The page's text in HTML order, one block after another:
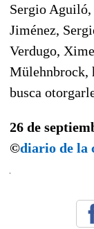
Sergio Aguiló,
Jiménez,
Verdugo,
Mülehnbrock,
busca
26 de
©diario de la